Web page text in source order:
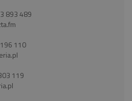
893 489
110
119